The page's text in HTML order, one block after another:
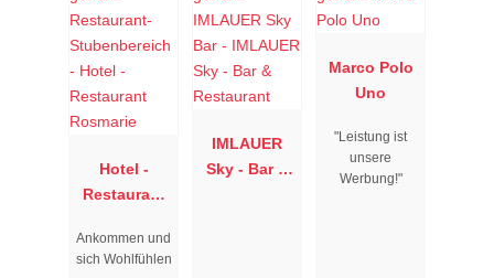
Hotel -
Restaurant
Ankommen und
sich Wohlfühlen
IMLAUER
Sky - Bar &
Marco Polo
Uno
"Leistung ist
unsere
Werbung!"